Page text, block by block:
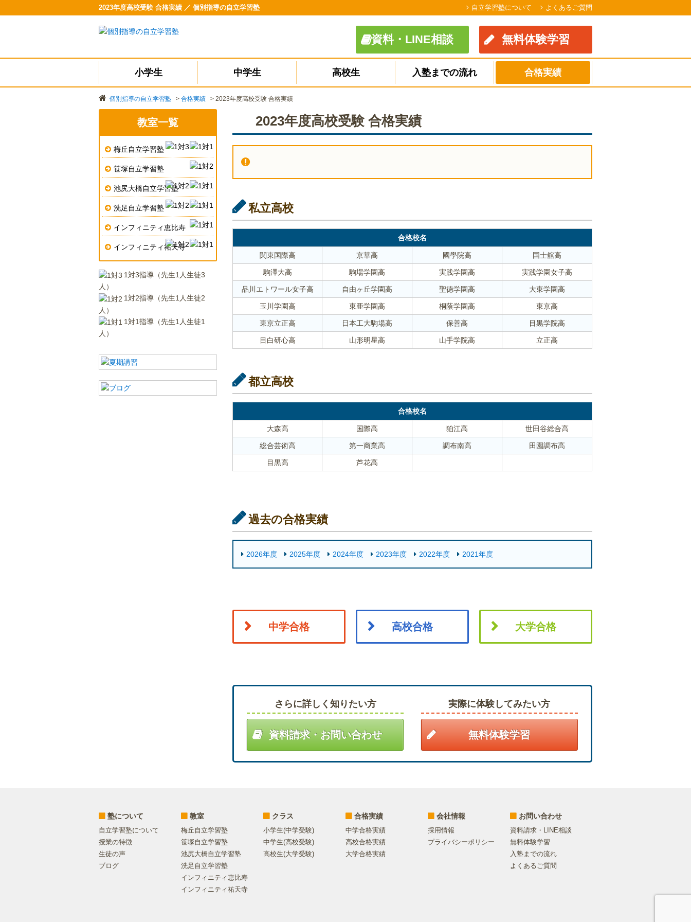
2023年度高校受験 合格実績 ／ 個別指導の自立学習塾 自立学習塾について よくあるご質問
資料・LINE相談 無料体験学習
小学生 中学生 高校生 入塾までの流れ 合格実績
個別指導の自立学習塾 > 合格実績 > 2023年度高校受験 合格実績
2023年度高校受験 合格実績
私立高校
合格校名
関東国際高 京華高 國學院高 国士舘高
駒澤大高 駒場学園高 実践学園高 実践学園女子高
品川エトワール女子高 自由ヶ丘学園高 聖徳学園高 大東学園高
玉川学園高 東亜学園高 桐蔭学園高 東京高
東京立正高 日本工大駒場高 保善高 目黒学院高
目白研心高 山形明星高 山手学院高 立正高
都立高校
合格校名
大森高 国際高 狛江高 世田谷総合高
総合芸術高 第一商業高 調布南高 田園調布高
目黒高 芦花高
過去の合格実績
2026年度 2025年度 2024年度 2023年度 2022年度 2021年度
中学合格 高校合格 大学合格
さらに詳しく知りたい方
資料請求・お問い合わせ
実際に体験してみたい方
無料体験学習
教室一覧
梅丘自立学習塾
笹塚自立学習塾
池尻大橋自立学習塾
洗足自立学習塾
インフィニティ恵比寿
インフィニティ祐天寺
1対3指導（先生1人生徒3
人）
1対2指導（先生1人生徒2
人）
1対1指導（先生1人生徒1
人）
塾について
自立学習塾について
授業の特徴
生徒の声
ブログ
教室
梅丘自立学習塾
笹塚自立学習塾
池尻大橋自立学習塾
洗足自立学習塾
インフィニティ恵比寿
インフィニティ祐天寺
クラス
小学生(中学受験)
中学生(高校受験)
高校生(大学受験)
合格実績
中学合格実績
高校合格実績
大学合格実績
会社情報
採用情報
プライバシーポリシー
お問い合わせ
資料請求・LINE相談
無料体験学習
入塾までの流れ
よくあるご質問